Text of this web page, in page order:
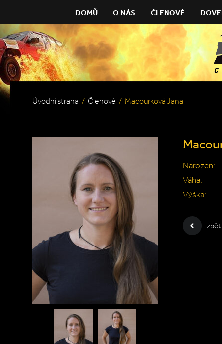
DOMŮ O NÁS ČLENOVÉ
Úvodní strana / Členové / Macourková Jana
Narozen:
Váha:
Výška:
zpět